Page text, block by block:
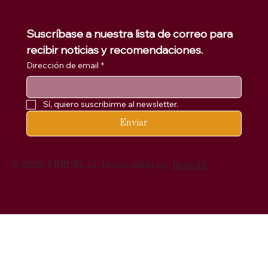
Suscríbase a nuestra lista de correo para
recibir noticias y recomendaciones.
Dirección de email *
Sí, quiero suscribirme al newsletter.
Enviar
© 2025 VERCELLI. Desarrollado por Bravo15